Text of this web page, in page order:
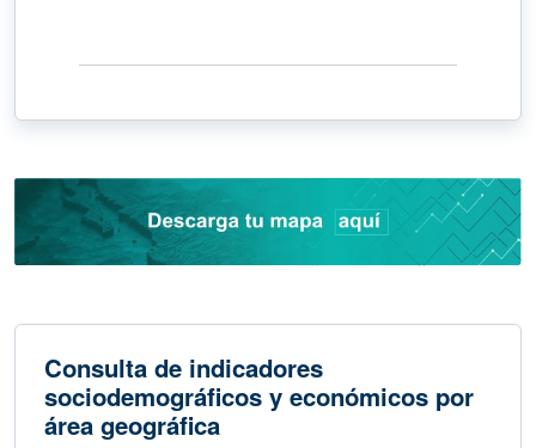
Consulta de indicadores
sociodemográficos y económicos por
área geográfica